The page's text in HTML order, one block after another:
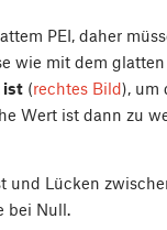
PEI, daher
wie mit dem
ist (rechtes Bild), um
Wert ist dann zu
und Lücken
bei Null.